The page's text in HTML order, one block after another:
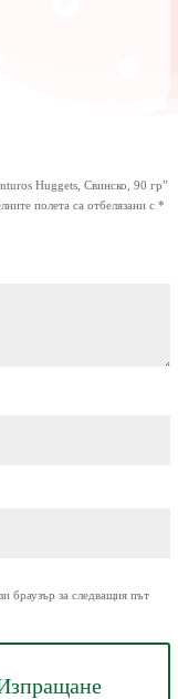
Huggets, Свинско, 90 гр”
полета са отбелязани с *
браузър за следващия път